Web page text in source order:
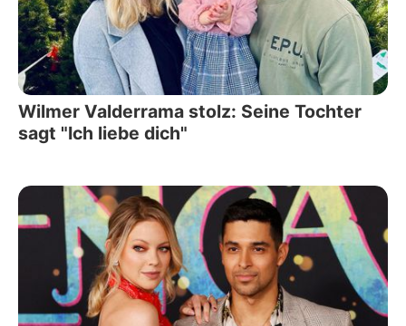
Wilmer Valderrama stolz: Seine Tochter
sagt "Ich liebe dich"